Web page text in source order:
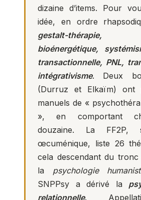
dizaine d’items. Pour
idée, en ordre
gestalt-thérapie,
bioénergétique,
transactionnelle, PNL,
intégrativisme. Deux
(Durruz et Elkaïm) ont
manuels de «
», en comportant
douzaine. La FF2P,
œcuménique, liste 26
cela descendant du
la psychologie
SNPPsy a dérivé la
relationnelle.